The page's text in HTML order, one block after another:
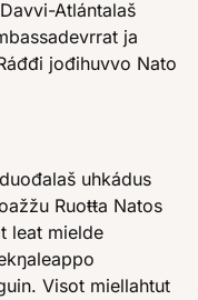
Atlántalaš
ja
jođihuvvo Nato
uhkádus
Ruoŧŧa Natos
leat mielde
Visot miellahtut